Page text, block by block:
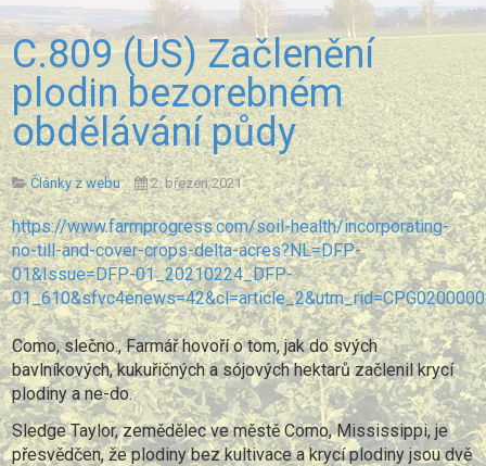
C.809 (US) Začlenění
plodin bezorebném
obdělávání půdy
Články z webu 2. březen 2021
https://www.farmprogress.com/soil-health/incorporating-
no-till-and-cover-crops-delta-acres?NL=DFP-
01&Issue=DFP-01_20210224_DFP-
Como, slečno., Farmář hovoří o tom, jak do svých
bavlníkových, kukuřičných a sójových hektarů začlenil krycí
plodiny a ne-do.
Sledge Taylor, zemědělec ve městě Como, Mississippi, je
přesvědčen, že plodiny bez kultivace a krycí plodiny jsou dvě